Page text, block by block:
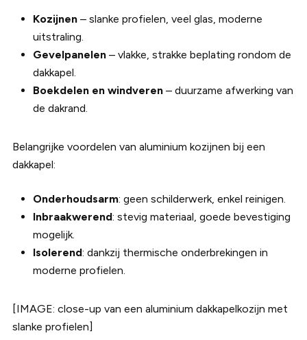
Kozijnen– slanke profielen, veel glas, moderne
uitstraling.
Gevelpanelen– vlakke, strakke beplating rondom de
dakkapel.
Boekdelen en windveren– duurzame afwerking van
de dakrand.
Belangrijke voordelen van aluminium kozijnen bij een
dakkapel:
Onderhoudsarm: geen schilderwerk, enkel reinigen.
Inbraakwerend: stevig materiaal, goede bevestiging
mogelijk.
Isolerend: dankzij thermische onderbrekingen in
moderne profielen.
[IMAGE: close-up van een aluminium dakkapelkozijn met
slanke profielen]